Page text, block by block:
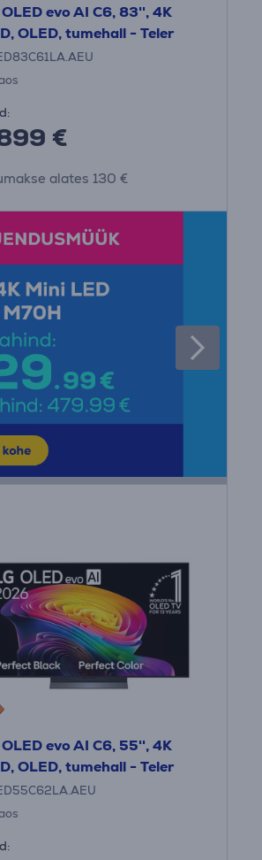
OLED evo AI C6, 83'', 4K
OLED, tumehall - Teler
€
alates 130 €
OLED evo AI C6, 55'', 4K
OLED, tumehall - Teler